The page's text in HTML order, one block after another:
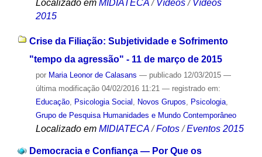
Localizado em MIDIATECA /Vídeos /Vídeos
2015
Crise da Filiação: Subjetividade e Sofrimento
"tempo da agressão" - 11 de março de 2015
por Maria Leonor de Calasans — publicado12/03/2015 —
última modificação04/02/2016 11:21 — registrado em:
Educação, Psicologia Social Novos Grupos Psicologia,
Grupo de Pesquisa Humanidades e Mundo Contemporâneo
Localizado em MIDIATECA /Fotos /Eventos 2015
Democracia e Confiança — Por Que os